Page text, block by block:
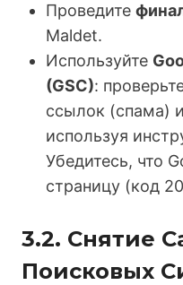
Проведите
Maldet.
Используйте
(GSC):
ссылок (спама)
используя
Убедитесь, что
страницу (код
3.2. Снятие
Поисковых